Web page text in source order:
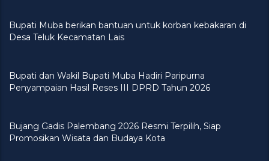
Bupati Muba berikan bantuan untuk korban kebakaran di
Desa Teluk Kecamatan Lais
Bupati dan Wakil Bupati Muba Hadiri Paripurna
Penyampaian Hasil Reses III DPRD Tahun 2026
Bujang Gadis Palembang 2026 Resmi Terpilih, Siap
Promosikan Wisata dan Budaya Kota